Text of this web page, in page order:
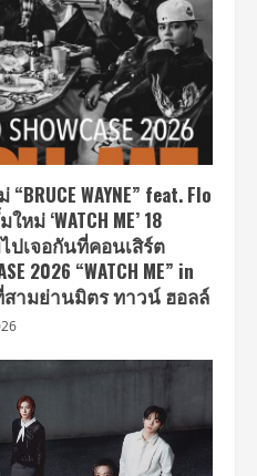
WAYNE” feat. Flo
‘WATCH ME’ 18
เจอกันที่คอนเสิร์ต
2026 “WATCH ME” in
สามย่านมิตร ทาวน์ ฮอลล์